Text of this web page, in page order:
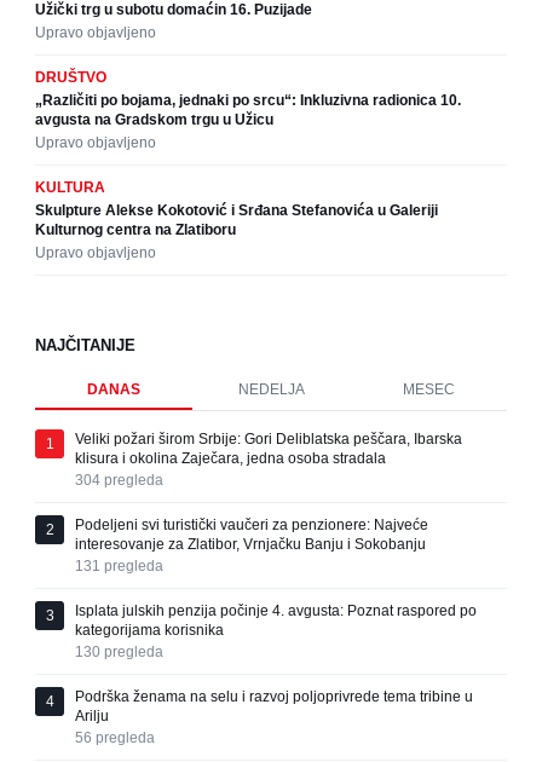
Užički trg u subotu domaćin 16. Puzijade
Upravo objavljeno
DRUŠTVO
„Različiti po bojama, jednaki po srcu“: Inkluzivna radionica 10.
avgusta na Gradskom trgu u Užicu
Upravo objavljeno
KULTURA
Skulpture Alekse Kokotović i Srđana Stefanovića u Galeriji
Kulturnog centra na Zlatiboru
Upravo objavljeno
NAJČITANIJE
DANAS NEDELJA MESEC
1
Veliki požari širom Srbije: Gori Deliblatska peščara, Ibarska
klisura i okolina Zaječara, jedna osoba stradala
304 pregleda
2
Podeljeni svi turistički vaučeri za penzionere: Najveće
interesovanje za Zlatibor, Vrnjačku Banju i Sokobanju
131 pregleda
3
Isplata julskih penzija počinje 4. avgusta: Poznat raspored po
kategorijama korisnika
130 pregleda
4
Podrška ženama na selu i razvoj poljoprivrede tema tribine u
Arilju
56 pregleda